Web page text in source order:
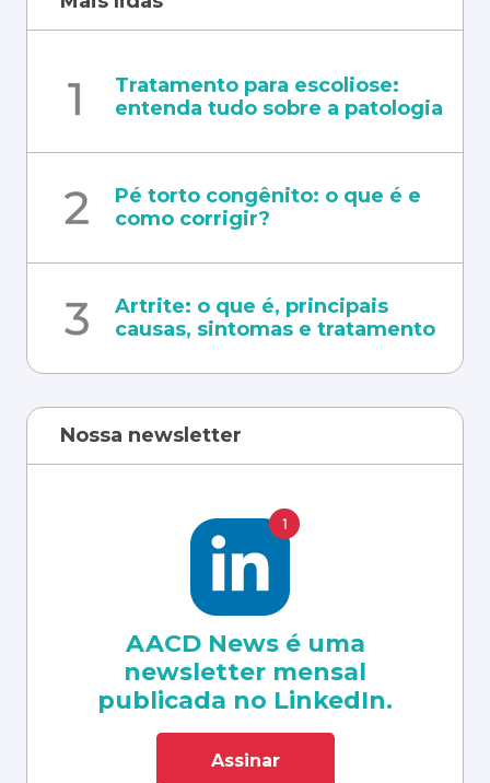
Tratamento para escoliose:
entenda tudo sobre a patologia
Pé torto congênito: o que é e
como corrigir?
Artrite: o que é, principais
causas, sintomas e tratamento
Nossa newsletter
AACD News é uma
newsletter mensal
publicada no LinkedIn.
Assinar